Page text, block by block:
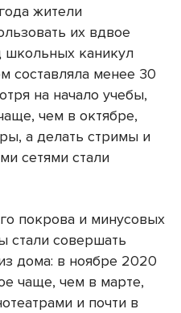
жители
их вдвое
школьных каникул
составляла менее 30
на начало учебы,
чем в октябре,
а делать стримы и
сетями стали
покрова и минусовых
стали совершать
дома: в ноябре 2020
чаще, чем в марте,
и почти в